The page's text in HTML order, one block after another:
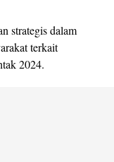
strategis dalam
terkait
2024.